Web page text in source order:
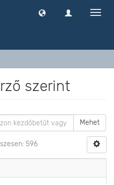
szerint
Mehet
596